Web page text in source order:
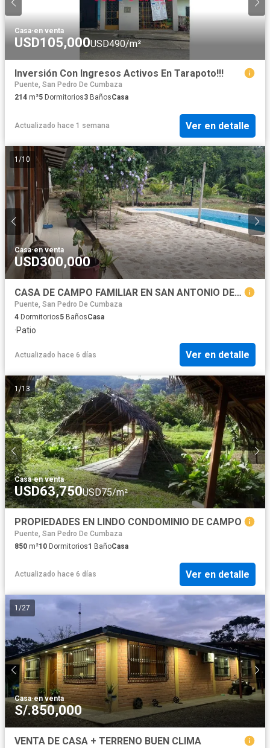
Casa·en venta
USD105,000USD490/m²
Inversión Con Ingresos Activos En Tarapoto!!!
Puente, San Pedro De Cumbaza
214 m²5 Dormitorios3 BañosCasa
Actualizado hace 1 semana Ver en detalle
1 /10
Casa·en venta
USD300,000
CASA DE CAMPO FAMILIAR EN SAN ANTONIO DE CUMBAZA
Puente, San Pedro De Cumbaza
4 Dormitorios5 BañosCasa
·Patio
Actualizado hace 6 días Ver en detalle
1 /13
Casa·en venta
USD63,750USD75/m²
PROPIEDADES EN LINDO CONDOMINIO DE CAMPO
Puente, San Pedro De Cumbaza
850 m²10 Dormitorios1 BañoCasa
Actualizado hace 6 días Ver en detalle
1 /27
Casa·en venta
S/.850,000
VENTA DE CASA + TERRENO BUEN CLIMA